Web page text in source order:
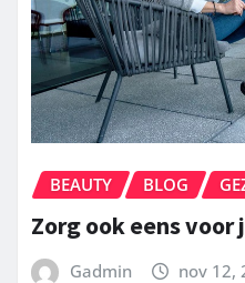
BEAUTY BLOG
Zorg ook eens voor
Gadmin nov 12,